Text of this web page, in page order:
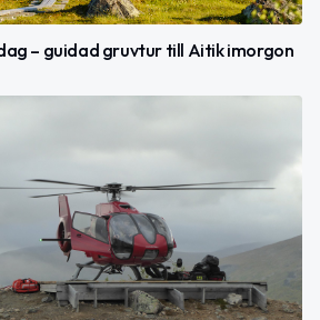
– guidad gruvtur till Aitik imorgon